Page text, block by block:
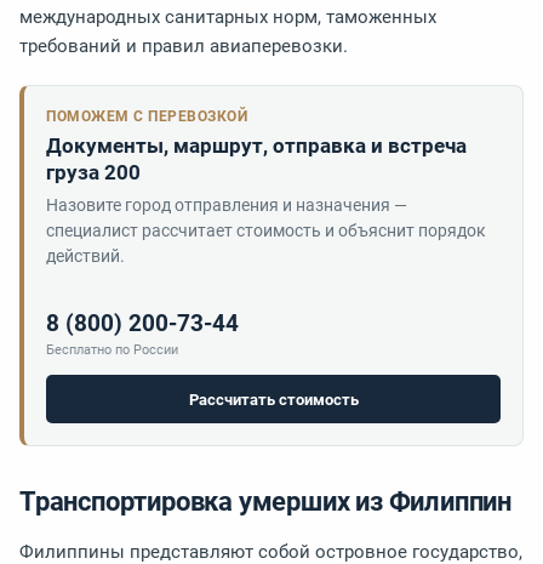
международных санитарных норм, таможенных
требований и правил авиаперевозки.
ПОМОЖЕМ С ПЕРЕВОЗКОЙ
Документы, маршрут, отправка и встреча
груза 200
Назовите город отправления и назначения —
специалист рассчитает стоимость и объяснит порядок
действий.
8 (800) 200-73-44
Бесплатно по России
Рассчитать стоимость
Транспортировка умерших из Филиппин
Филиппины представляют собой островное государство,